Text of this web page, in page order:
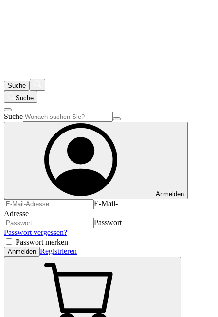
Suche
Suche
Suche
Anmelden
E-Mail-
Adresse
Passwort
Passwort vergessen?
Passwort merken
Anmelden Registrieren